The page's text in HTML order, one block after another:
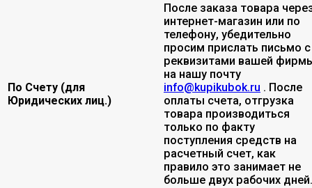
По Счету (для
Юридических лиц.)
После заказа товара
интернет-магазин или по
телефону, убедительно
просим прислать письмо с
реквизитами вашей
на нашу почту
info@kupikubok.ru . После
оплаты счета, отгрузка
товара производиться
только по факту
поступления средств на
расчетный счет, как
правило это занимает не
больше двух рабочих дней.